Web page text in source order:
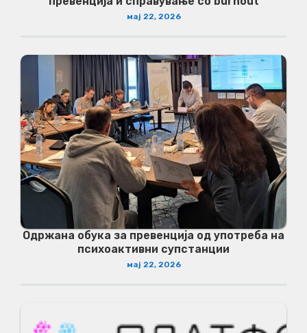
мај 22, 2026
Одржана обука за превенција од употреба на
психоактивни супстанции
мај 22, 2026